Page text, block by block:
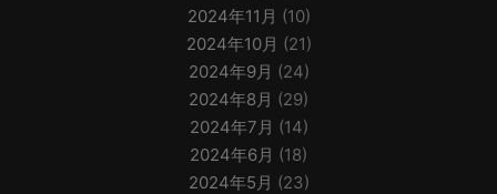
2024年11月 (10)
2024年10月 (21)
2024年9月 (24)
2024年8月 (29)
2024年7月 (14)
2024年6月 (18)
2024年5月 (23)